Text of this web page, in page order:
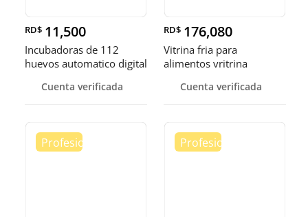
RD$ 11,500
Incubadoras de 112
huevos automatico digital
Cuenta verificada
RD$ 176,080
Vitrina fria para
alimentos vritrina
Cuenta verificada